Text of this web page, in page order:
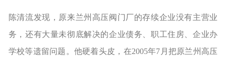
陈清流发现，原来兰州高压阀门厂的存续企业没有主营业
务，还有大量未彻底解决的企业债务、职工住房、企业办
学校等遗留问题。他硬着头皮，在2005年7月把原兰州高压